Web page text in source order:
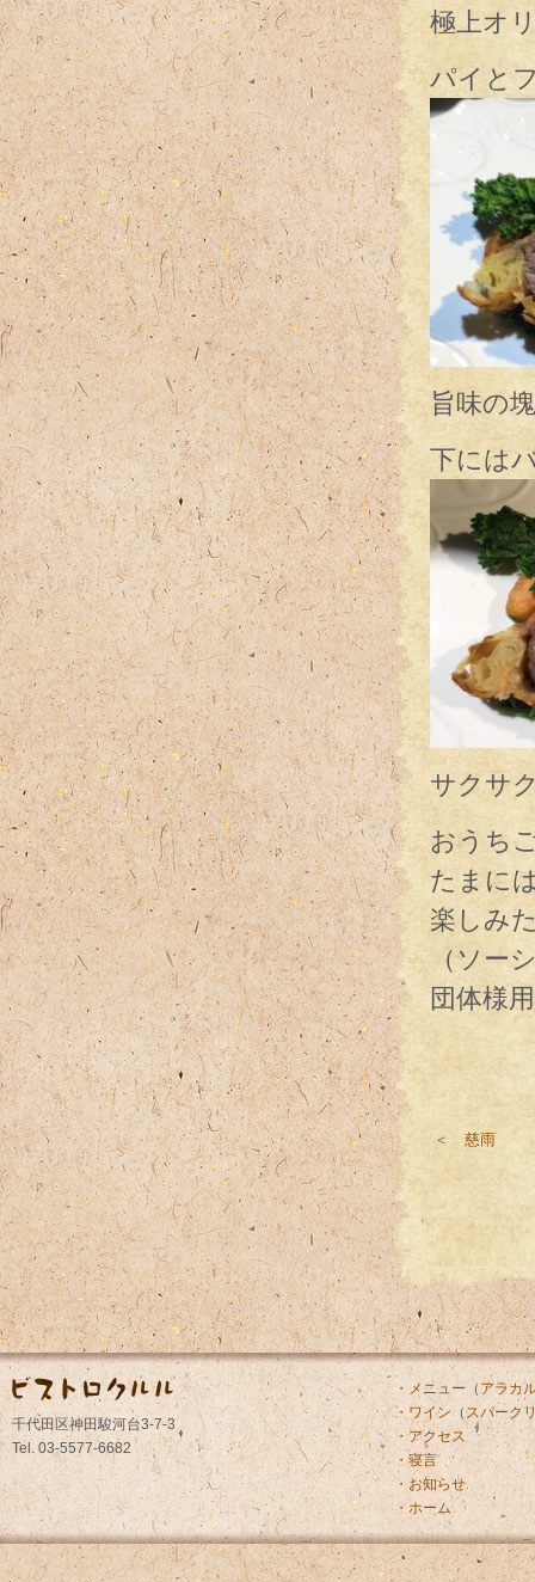
極上オ
パイと
旨味の
下には
サクサ
おうち
たまに
楽しみ
（ソー
団体様
＜ 慈雨
千代田区神田駿河台3-7-3
Tel. 03-5577-6682
・メニュー（ アラカ
・ワイン （スパーク
・アクセス
・寝言
・お知らせ
・ホーム